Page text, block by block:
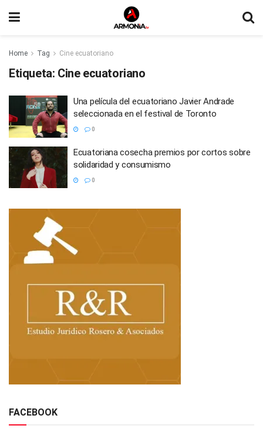
Home Tag Cine ecuatoriano
Etiqueta: Cine ecuatoriano
Una película del ecuatoriano Javier Andrade
seleccionada en el festival de Toronto
0
Ecuatoriana cosecha premios por cortos sobre
solidaridad y consumismo
0
FACEBOOK